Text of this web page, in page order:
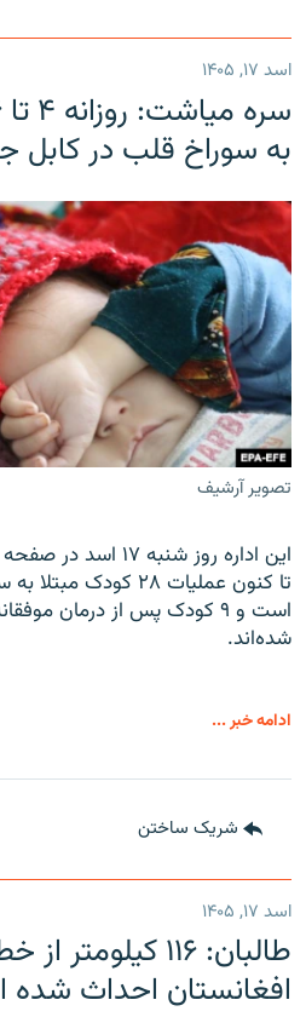
اسد ۱۷, ۱۴۰۵
به سوراخ قلب در کابل
تصویر آرشیف
این اداره روز شنبه
تا کنون عملیات ۲۸
است و ۹ کودک پس از درمان
شده‌اند.
ادامه خبر ...
شریک ساختن
اسد ۱۷, ۱۴۰۵
طالبان: ۱۱۶
افغانستان احداث